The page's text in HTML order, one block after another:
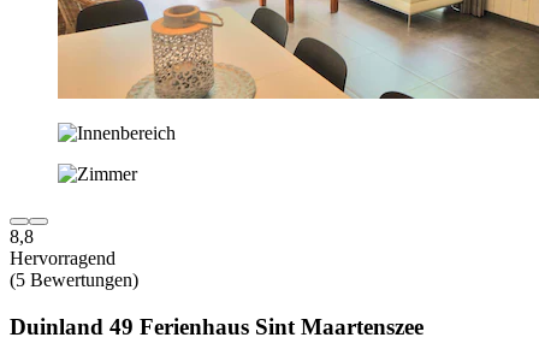
8,8
Hervorragend
(5 Bewertungen)
Duinland 49 Ferienhaus Sint Maartenszee